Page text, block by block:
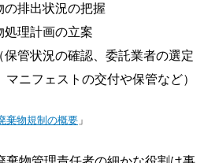
の排出状況の把握
処理計画の立案
管状況の確認、委託業者の選定
ニフェストの交付や保管など）
棄物規制の概要 」